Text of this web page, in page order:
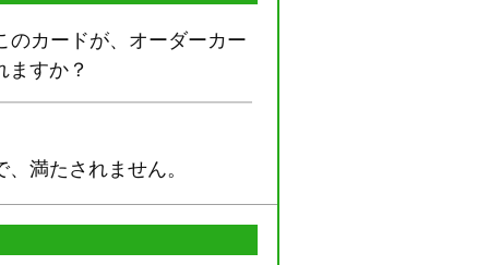
のカードが、オーダーカー
すか？
満たされません。